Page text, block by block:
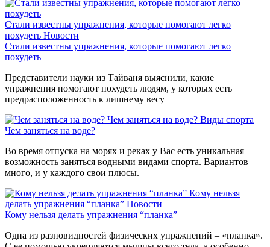
Стали известны упражнения, которые помогают легко
похудеть Новости
Стали известны упражнения, которые помогают легко
похудеть
Представители науки из Тайваня выяснили, какие
упражнения помогают похудеть людям, у которых есть
предрасположенность к лишнему весу
Чем заняться на воде? Виды спорта
Чем заняться на воде?
Во время отпуска на морях и реках у Вас есть уникальная
возможность заняться водными видами спорта. Вариантов
много, и у каждого свои плюсы.
Кому нельзя
делать упражнения “планка” Новости
Кому нельзя делать упражнения “планка”
Одна из разновидностей физических упражнений – «планка».